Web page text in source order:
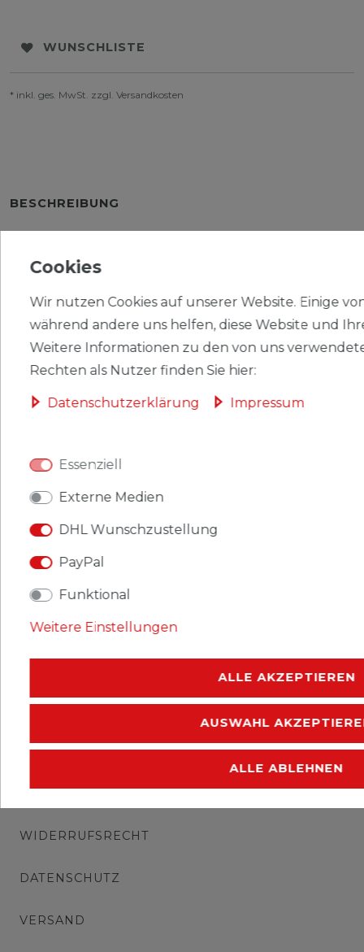
WUNSCHLISTE
* inkl. ges. MwSt. zzgl. Versandkosten
BESCHREIBUNG
HERSTELLER
Briefmarken Komoren 2652-2655 Kleinbogen
Gebiet: Komoren
IMPRESSUM
WIDERRUFSRECHT
DATENSCHUTZ
VERSAND
Cookies
Wir nutzen Cookies auf unserer Website. Einige
während andere uns helfen, diese Website und
Weitere Informationen zu den von uns
Rechten als Nutzer finden Sie hier:
Daten­schutz­erklärung Impressum
Essenziell
Externe Medien
DHL Wunschzustellung
PayPal
Funktional
Weitere Einstellungen
ALLE AKZEPTIEREN
AUSWAHL
ALLE ABLEHNEN